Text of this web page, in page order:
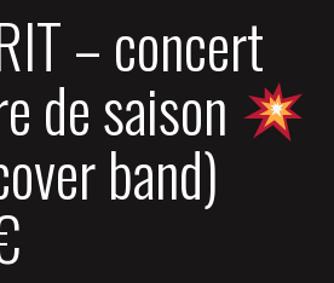
– concert
de saison
band)